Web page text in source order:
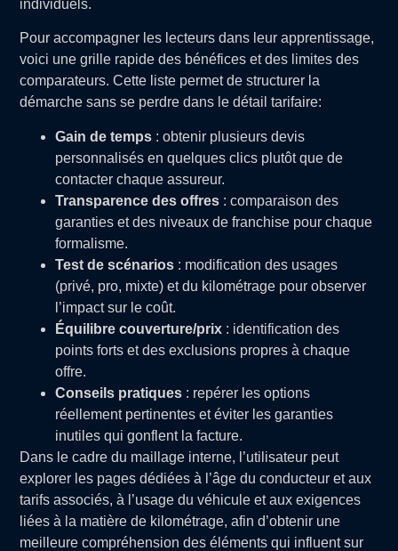
individuels.
Pour accompagner les lecteurs dans leur apprentissage,
voici une grille rapide des bénéfices et des limites des
comparateurs. Cette liste permet de structurer la
démarche sans se perdre dans le détail tarifaire:
Gain de temps : obtenir plusieurs devis
personnalisés en quelques clics plutôt que de
contacter chaque assureur.
Transparence des offres : comparaison des
garanties et des niveaux de franchise pour chaque
formalisme.
Test de scénarios : modification des usages
(privé, pro, mixte) et du kilométrage pour observer
l’impact sur le coût.
Équilibre couverture/prix : identification des
points forts et des exclusions propres à chaque
offre.
Conseils pratiques : repérer les options
réellement pertinentes et éviter les garanties
inutiles qui gonflent la facture.
Dans le cadre du maillage interne, l’utilisateur peut
explorer les pages dédiées à l’âge du conducteur et aux
tarifs associés, à l’usage du véhicule et aux exigences
liées à la matière de kilométrage, afin d’obtenir une
meilleure compréhension des éléments qui influent sur